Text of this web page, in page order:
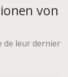
von
de leur dernier